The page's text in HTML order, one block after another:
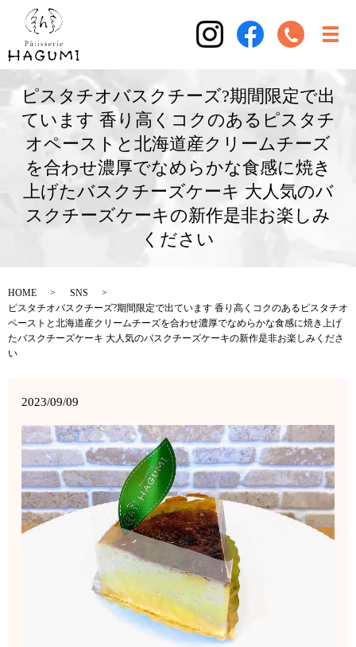
ピスタチオバスクチーズ?期間限定で出
ています 香り高くコクのあるピスタチ
オペーストと北海道産クリームチーズ
を合わせ濃厚でなめらかな食感に焼き
上げたバスクチーズケーキ 大人気のバ
スクチーズケーキの新作是非お楽しみ
ください
HOME
SNS
ピスタチオバスクチーズ?期間限定で出ています 香り高くコクのあるピスタチオ
ペーストと北海道産クリームチーズを合わせ濃厚でなめらかな食感に焼き上げ
たバスクチーズケーキ 大人気のバスクチーズケーキの新作是非お楽しみくださ
い
2023/09/09